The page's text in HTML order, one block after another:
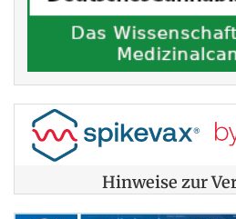
Hinweise zur